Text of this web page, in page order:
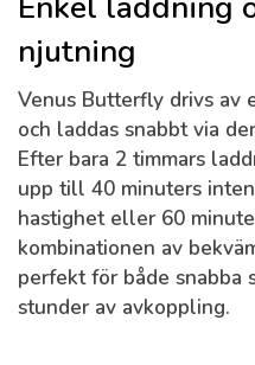
njutning
Venus Butterfly drivs av
och laddas snabbt via
Efter bara 2 timmars
upp till 40 minuters
hastighet eller 60
kombinationen av
perfekt för både snabba
stunder av avkoppling.